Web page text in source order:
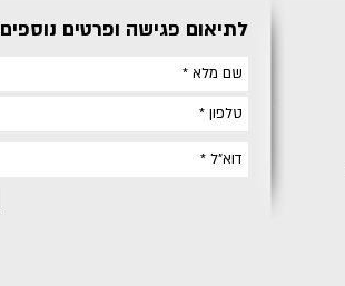
לתיאום פגישה ופרטים נוספים